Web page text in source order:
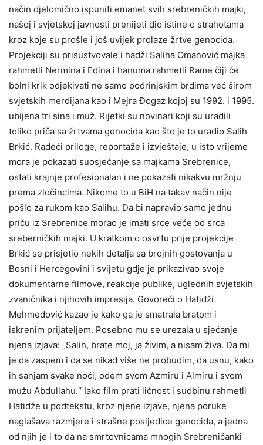
način djelomično ispuniti emanet svih srebreničkih majki,
našoj i svjetskoj javnosti prenijeti dio istine o strahotama
kroz koje su prošle i još uvijek prolaze žrtve genocida.
Projekciji su prisustvovale i hadži Saliha Omanović majka
rahmetli Nermina i Edina i hanuma rahmetli Rame čiji će
bolni krik odjekivati ne samo podrinjskim brdima već širom
svjetskih merdijana kao i Mejra Đogaz kojoj su 1992. i 1995.
ubijena tri sina i muž. Rijetki su novinari koji su uradili
toliko priča sa žrtvama genocida kao što je to uradio Salih
Brkić. Radeći priloge, reportaže i izvještaje, u isto vrijeme
mora je pokazati suosjećanje sa majkama Srebrenice,
ostati krajnje profesionalan i ne pokazati nikakvu mržnju
prema zločincima. Nikome to u BiH na takav način nije
pošlo za rukom kao Salihu. Da bi napravio samo jednu
priču iz Srebrenice morao je imati srce veće od srca
sreberničkih majki. U kratkom o osvrtu prije projekcije
Brkić se prisjetio nekih detalja sa brojnih gostovanja u
Bosni i Hercegovini i svijetu gdje je prikazivao svoje
dokumentarne filmove, reakcije publike, uglednih svjetskih
zvaničnika i njihovih impresija. Govoreći o Hatidži
Mehmedović kazao je kako ga je smatrala bratom i
iskrenim prijateljem. Posebno mu se urezala u sjećanje
njena izjava: „Salih, brate moj, ja živim, a nisam živa. Da mi
je da zaspem i da se nikad više ne probudim, da usnu, kako
ih sanjam svake noći, odem svom Azmiru i Almiru i svom
mužu Abdullahu.“ Iako film prati ličnost i sudbinu rahmetli
Hatidže u podtekstu, kroz njene izjave, njena poruke
naglašava razmjere i strašne posljedice genocida, a jedna
od njih je i to da na smrtovnicama mnogih Srebreničanki